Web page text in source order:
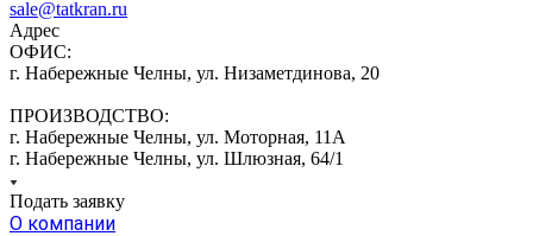
sale@tatkran.ru
Адрес
ОФИС:
г. Набережные Челны, ул. Низаметдинова, 20
ПРОИЗВОДСТВО:
г. Набережные Челны, ул. Моторная, 11А
г. Набережные Челны, ул. Шлюзная, 64/1
Подать заявку
О компании